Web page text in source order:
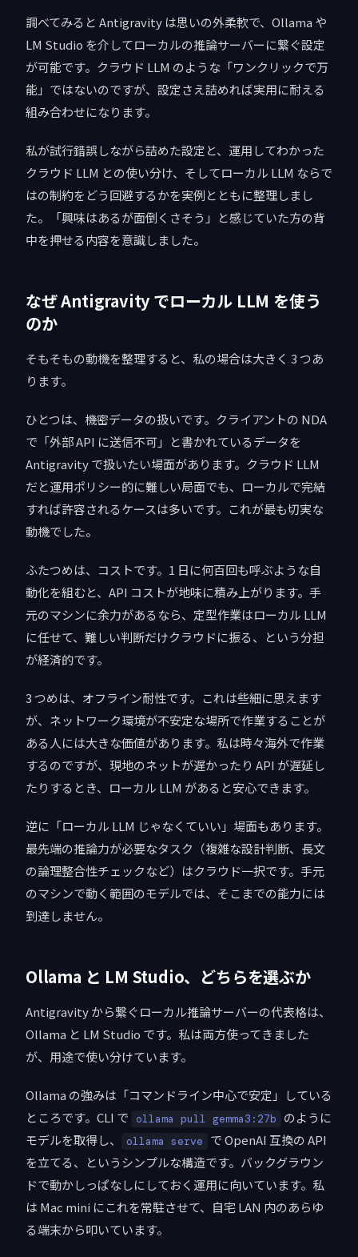
調べてみると Antigravity は思いの外柔軟で、Ollama や
LM Studio を介してローカルの推論サーバーに繋ぐ設定
が可能です。クラウド LLM のような「ワンクリックで万
能」ではないのですが、設定さえ詰めれば実用に耐える
組み合わせになります。
私が試行錯誤しながら詰めた設定と、運用してわかった
クラウド LLM との使い分け、そしてローカル LLM ならで
はの制約をどう回避するかを実例とともに整理しまし
た。「興味はあるが面倒くさそう」と感じていた方の背
中を押せる内容を意識しました。
なぜ Antigravity でローカル LLM を使う
のか
そもそもの動機を整理すると、私の場合は大きく 3 つあ
ります。
ひとつは、機密データの扱いです。クライアントの NDA
で「外部 API に送信不可」と書かれているデータを
Antigravity で扱いたい場面があります。クラウド LLM
だと運用ポリシー的に難しい局面でも、ローカルで完結
すれば許容されるケースは多いです。これが最も切実な
動機でした。
ふたつめは、コストです。1 日に何百回も呼ぶような自
動化を組むと、API コストが地味に積み上がります。手
元のマシンに余力があるなら、定型作業はローカル LLM
に任せて、難しい判断だけクラウドに振る、という分担
が経済的です。
3 つめは、オフライン耐性です。これは些細に思えます
が、ネットワーク環境が不安定な場所で作業することが
ある人には大きな価値があります。私は時々海外で作業
するのですが、現地のネットが遅かったり API が遅延し
たりするとき、ローカル LLM があると安心できます。
逆に「ローカル LLM じゃなくていい」場面もあります。
最先端の推論力が必要なタスク（複雑な設計判断、長文
の論理整合性チェックなど）はクラウド一択です。手元
のマシンで動く範囲のモデルでは、そこまでの能力には
到達しません。
Ollama と LM Studio、どちらを選ぶか
Antigravity から繋ぐローカル推論サーバーの代表格は、
Ollama と LM Studio です。私は両方使ってきました
が、用途で使い分けています。
Ollama の強みは「コマンドライン中心で安定」している
ところです。CLI で ollama pull gemma3:27b
のように
モデルを取得し、
ollama serve
で OpenAI 互換の API
を立てる、というシンプルな構造です。バックグラウン
ドで動かしっぱなしにしておく運用に向いています。私
は Mac mini にこれを常駐させて、自宅 LAN 内のあらゆ
る端末から叩いています。